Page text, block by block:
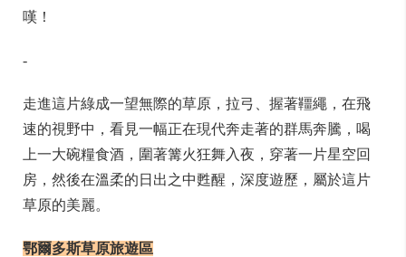
嘆！
-
走進這片綠成一望無際的草原，拉弓、握著韁繩，在飛
速的視野中， 看見一幅正在現代奔走著的群馬奔騰，喝
上一大碗糧食酒， 圍著篝火狂舞入夜，穿著一片星空回
房， 然後在溫柔的日出之中甦醒，深度遊歷，屬於這片
草原的美麗。
鄂爾多斯草原旅遊區